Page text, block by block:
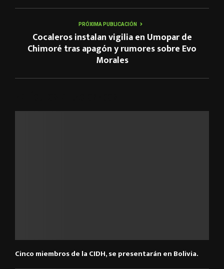
PRÓXIMA PUBLICACIÓN
Cocaleros instalan vigilia en Umopar de
Chimoré tras apagón y rumores sobre Evo
Morales
Cinco miembros de la CIDH, se presentarán en Bolivia.